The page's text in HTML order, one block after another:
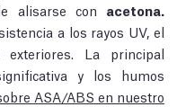
alisarse con acetona.
a los rayos UV, el
La principal
y los humos
ASA/ABS en nuestro